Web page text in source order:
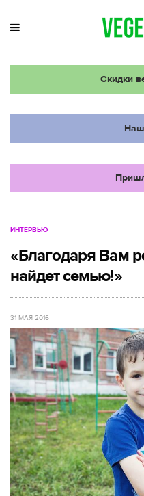
Скидки
ИНТЕРВЬЮ
«Благодаря Вам
найдет семью!»
31 МАЯ 2016